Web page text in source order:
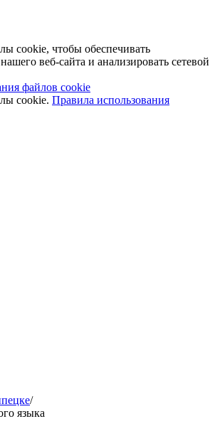
cookie, чтобы обеспечивать
веб-сайта и анализировать сетевой
файлов cookie
cookie. Правила использования
/
языка